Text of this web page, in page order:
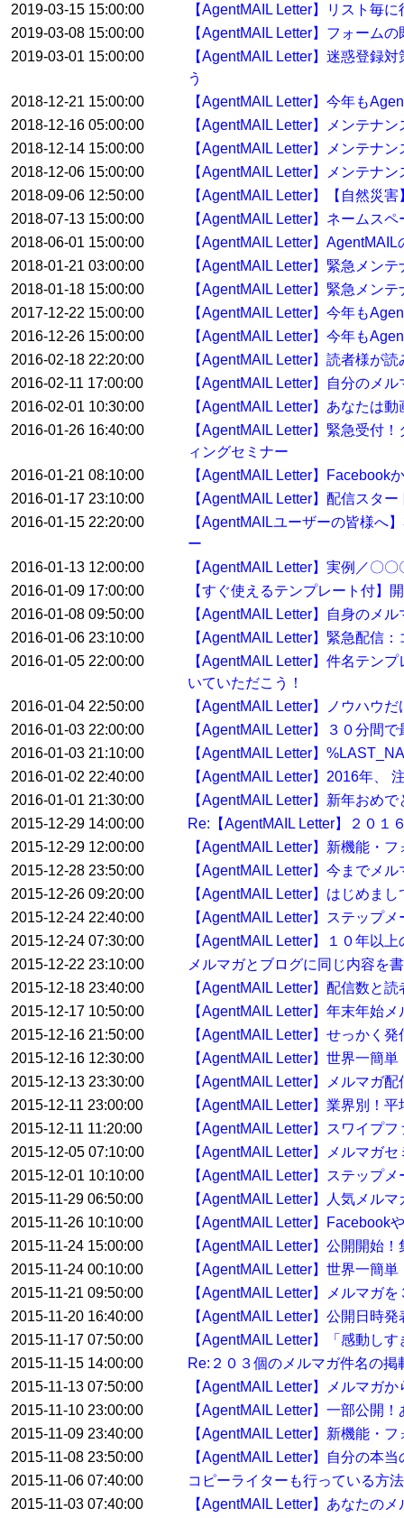
2019-03-15 15:00:00
【AgentMAIL Letter】リスト毎
2019-03-08 15:00:00
【AgentMAIL Letter】フォーム
2019-03-01 15:00:00
【AgentMAIL Letter】迷惑登録
う
2018-12-21 15:00:00
【AgentMAIL Letter】今年も
2018-12-16 05:00:00
【AgentMAIL Letter】メンテナ
2018-12-14 15:00:00
【AgentMAIL Letter】メンテナ
2018-12-06 15:00:00
【AgentMAIL Letter】メンテナ
2018-09-06 12:50:00
【AgentMAIL Letter】【自然災
2018-07-13 15:00:00
【AgentMAIL Letter】ネームス
2018-06-01 15:00:00
【AgentMAIL Letter】
2018-01-21 03:00:00
【AgentMAIL Letter】緊急メン
2018-01-18 15:00:00
【AgentMAIL Letter】緊急メン
2017-12-22 15:00:00
【AgentMAIL Letter】今年も
2016-12-26 15:00:00
【AgentMAIL Letter】今年も
2016-02-18 22:20:00
【AgentMAIL Letter】読者様が
2016-02-11 17:00:00
【AgentMAIL Letter】自分のメ
2016-02-01 10:30:00
【AgentMAIL Letter】あなたは
2016-01-26 16:40:00
【AgentMAIL Letter】緊急受付
ィングセミナー
2016-01-21 08:10:00
【AgentMAIL Letter】Facebook
2016-01-17 23:10:00
【AgentMAIL Letter】配信スタ
2016-01-15 22:20:00
【AgentMAILユーザーの皆様へ
ー
2016-01-13 12:00:00
【AgentMAIL Letter】実例／〇
2016-01-09 17:00:00
【すぐ使えるテンプレート付】
2016-01-08 09:50:00
【AgentMAIL Letter】自身のメ
2016-01-06 23:10:00
【AgentMAIL Letter】緊急配信
2016-01-05 22:00:00
【AgentMAIL Letter】件名テン
いていただこう！
2016-01-04 22:50:00
【AgentMAIL Letter】ノウハウ
2016-01-03 22:00:00
【AgentMAIL Letter】３０分間
2016-01-03 21:10:00
【AgentMAIL Letter】
2016-01-02 22:40:00
【AgentMAIL Letter】2016年、
2016-01-01 21:30:00
【AgentMAIL Letter】新年おめ
2015-12-29 14:00:00
Re:【AgentMAIL Letter】２０１
2015-12-29 12:00:00
【AgentMAIL Letter】新機能・
2015-12-28 23:50:00
【AgentMAIL Letter】今までメ
2015-12-26 09:20:00
【AgentMAIL Letter】はじめま
2015-12-24 22:40:00
【AgentMAIL Letter】ステップ
2015-12-24 07:30:00
【AgentMAIL Letter】１０年以
2015-12-22 23:10:00
メルマガとブログに同じ内容を
2015-12-18 23:40:00
【AgentMAIL Letter】配信数と
2015-12-17 10:50:00
【AgentMAIL Letter】年末年始
2015-12-16 21:50:00
【AgentMAIL Letter】せっかく
2015-12-16 12:30:00
【AgentMAIL Letter】世界一簡
2015-12-13 23:30:00
【AgentMAIL Letter】メルマガ
2015-12-11 23:00:00
【AgentMAIL Letter】業界別！
2015-12-11 11:20:00
【AgentMAIL Letter】スワイプ
2015-12-05 07:10:00
【AgentMAIL Letter】メルマガ
2015-12-01 10:10:00
【AgentMAIL Letter】ステップ
2015-11-29 06:50:00
【AgentMAIL Letter】人気メル
2015-11-26 10:10:00
【AgentMAIL Letter】Facebook
2015-11-24 15:00:00
【AgentMAIL Letter】公開開始
2015-11-24 00:10:00
【AgentMAIL Letter】世界一簡
2015-11-21 09:50:00
【AgentMAIL Letter】メルマガ
2015-11-20 16:40:00
【AgentMAIL Letter】公開日時
2015-11-17 07:50:00
【AgentMAIL Letter】「感動し
2015-11-15 14:00:00
Re:２０３個のメルマガ件名の
2015-11-13 07:50:00
【AgentMAIL Letter】メルマガ
2015-11-10 23:00:00
【AgentMAIL Letter】一部公開
2015-11-09 23:40:00
【AgentMAIL Letter】新機能・
2015-11-08 23:50:00
【AgentMAIL Letter】自分の本
2015-11-06 07:40:00
コピーライターも行っている方
2015-11-03 07:40:00
【AgentMAIL Letter】あなたの